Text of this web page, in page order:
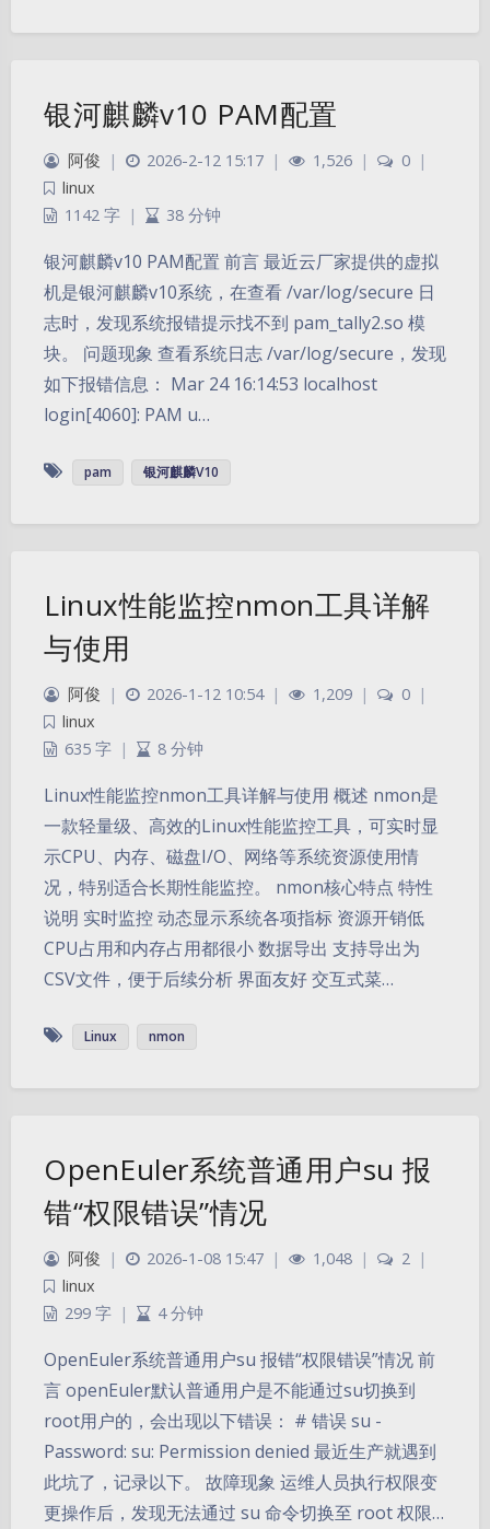
银河麒麟v10 PAM配置
阿俊 | 2026-2-12 15:17 | 1,526 | 0 |
linux
1142 字 | 38 分钟
银河麒麟v10 PAM配置 前言 最近云厂家提供的虚拟
机是银河麒麟v10系统，在查看 /var/log/secure 日
志时，发现系统报错提示找不到 pam_tally2.so 模
块。 问题现象 查看系统日志 /var/log/secure，发现
如下报错信息： Mar 24 16:14:53 localhost
login[4060]: PAM u…
pam 银河麒麟V10
Linux性能监控nmon工具详解
与使用
阿俊 | 2026-1-12 10:54 | 1,209 | 0 |
linux
635 字 | 8 分钟
Linux性能监控nmon工具详解与使用 概述 nmon是
一款轻量级、高效的Linux性能监控工具，可实时显
示CPU、内存、磁盘I/O、网络等系统资源使用情
况，特别适合长期性能监控。 nmon核心特点 特性
说明 实时监控 动态显示系统各项指标 资源开销低
CPU占用和内存占用都很小 数据导出 支持导出为
CSV文件，便于后续分析 界面友好 交互式菜…
Linux nmon
OpenEuler系统普通用户su 报
错“权限错误”情况
阿俊 | 2026-1-08 15:47 | 1,048 | 2 |
linux
299 字 | 4 分钟
OpenEuler系统普通用户su 报错“权限错误”情况 前
言 openEuler默认普通用户是不能通过su切换到
root用户的，会出现以下错误： # 错误 su -
Password: su: Permission denied 最近生产就遇到
此坑了，记录以下。 故障现象 运维人员执行权限变
更操作后，发现无法通过 su 命令切换至 root 权限…